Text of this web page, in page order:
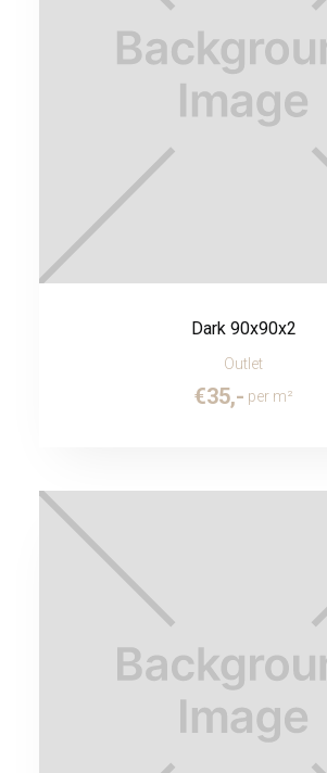
Dark 90x90x2
Outlet
€35,- per m²